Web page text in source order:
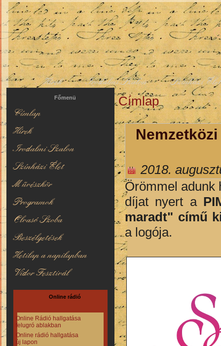
Hírek Irodalmi Szalon Színházi
Főmenü
Címlap
Hírek
Irodalmi Szalon
Színházi Élet
Művészkör
Programok
Olvasó Szoba
Beszélgetések
Hetilap a napilapban
Vidor Fesztivál
Online rádió
Online Rádió hallgatása
felugró ablakban
Online rádió hallgatása
új lapon
Jelenlegi hely
Címlap
2018.
Örömmel adunk
díjat nyert a
maradt" című
a logója.